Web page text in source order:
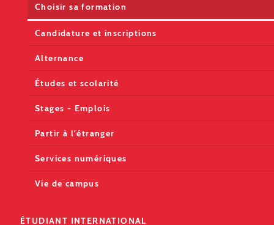
Choisir sa formation
Candidature et inscriptions
Alternance
Études et scolarité
Stages - Emplois
Partir à l'étranger
Services numériques
Vie de campus
ÉTUDIANT INTERNATIONAL